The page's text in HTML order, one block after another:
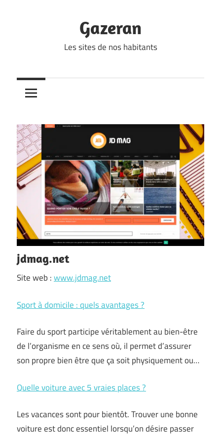
Gazeran
Les sites de nos habitants
jdmag.net
Site web :www.jdmag.net
Sport à domicile : quels avantages ?
Faire du sport participe véritablement au bien-être
de l’organisme en ce sens où, il permet d’assurer
son propre bien être que ça soit physiquement ou…
Quelle voiture avec 5 vraies places ?
Les vacances sont pour bientôt. Trouver une bonne
voiture est donc essentiel lorsqu’on désire passer